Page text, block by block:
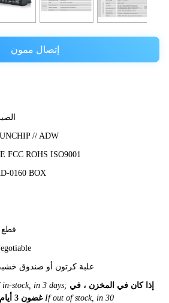
إتصال ممون
// ADW
FCC ROHS ISO9001
0160 BOX
1 قطع
علبة كرتون أو صندوق
in-stock, in 3 days; إذا كان في المخزن ، في
غضون 3 أيام ؛ If out of stock, in 30